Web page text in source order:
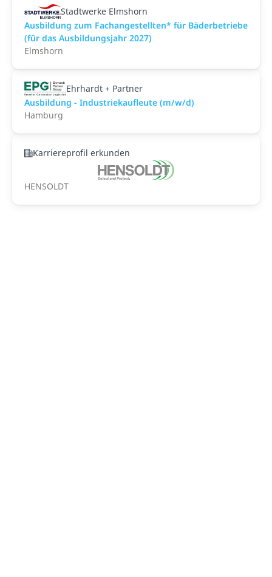
Stadtwerke Elmshorn
Ausbildung zum Fachangestellten* für Bäderbetriebe
(für das Ausbildungsjahr 2027)
Elmshorn
Ehrhardt + Partner
Ausbildung - Industriekaufleute (m/w/d)
Hamburg
Karriereprofil erkunden
HENSOLDT